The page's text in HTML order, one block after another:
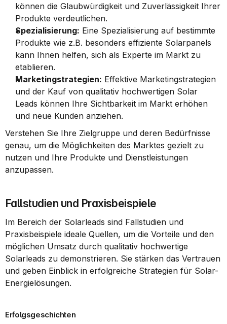
können die Glaubwürdigkeit und Zuverlässigkeit Ihrer
Produkte verdeutlichen.
Spezialisierung: Eine Spezialisierung auf bestimmte
Produkte wie z.B. besonders effiziente Solarpanels
kann Ihnen helfen, sich als Experte im Markt zu
etablieren.
Marketingstrategien: Effektive Marketingstrategien
und der Kauf von qualitativ hochwertigen Solar
Leads können Ihre Sichtbarkeit im Markt erhöhen
und neue Kunden anziehen.
Verstehen Sie Ihre Zielgruppe und deren Bedürfnisse
genau, um die Möglichkeiten des Marktes gezielt zu
nutzen und Ihre Produkte und Dienstleistungen
anzupassen.
Fallstudien und Praxisbeispiele
Im Bereich der Solarleads sind Fallstudien und
Praxisbeispiele ideale Quellen, um die Vorteile und den
möglichen Umsatz durch qualitativ hochwertige
Solarleads zu demonstrieren. Sie stärken das Vertrauen
und geben Einblick in erfolgreiche Strategien für Solar-
Energielösungen.
Erfolgsgeschichten